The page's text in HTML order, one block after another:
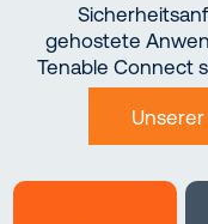
gehostete
Tenable Connect